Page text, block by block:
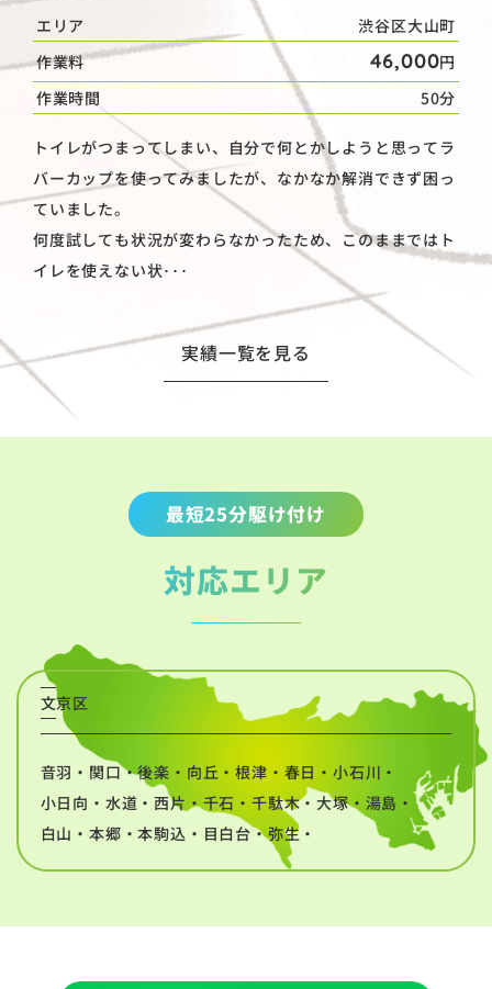
エリア
渋谷区大山町
作業料
46,000円
作業時間
50分
トイレがつまってしまい、自分で何とかしようと思ってラ
バーカップを使ってみましたが、なかなか解消できず困っ
ていました。
何度試しても状況が変わらなかったため、このままではト
イレを使えない状･･･
実績一覧を見る
最短25分駆け付け
対応エリア
文京区
音羽・関口・後楽・向丘・根津・春日・小石川・
小日向・水道・西片・千石・千駄木・大塚・湯島・
白山・本郷・本駒込・目白台・弥生・